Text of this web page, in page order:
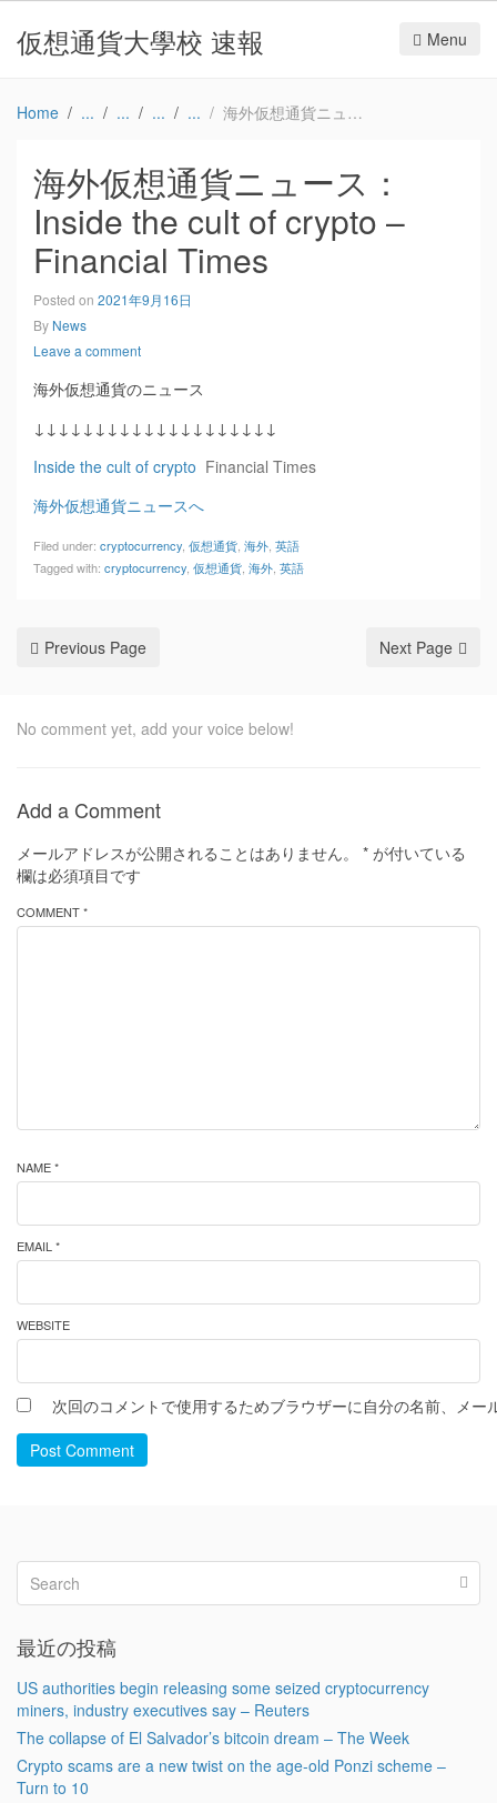
仮想通貨大學校 速報 Menu
Home 海外仮想通貨ニュース：Inside the cult of crypto – Financial Times
海外仮想通貨ニュース：
Inside the cult of crypto –
Financial Times
Posted on 2021年9月16日
By News
Leave a comment
海外仮想通貨のニュース
↓↓↓↓↓↓↓↓↓↓↓↓↓↓↓↓↓↓↓↓
Inside the cult of crypto Financial Times
海外仮想通貨ニュースへ
Filed under: cryptocurrency 仮想通貨 海外 英語
Tagged with: cryptocurrency 仮想通貨 海外 英語
Previous Page Next Page
No comment yet, add your voice below!
Add a Comment
メールアドレスが公開されることはありません。 * が付いている
欄は必須項目です
COMMENT *
NAME *
EMAIL *
WEBSITE
次回のコメントで使用するためブラウザーに自分の名前、メー
Post Comment
最近の投稿
US authorities begin releasing some seized cryptocurrency
miners, industry executives say – Reuters
The collapse of El Salvador’s bitcoin dream – The Week
Crypto scams are a new twist on the age-old Ponzi scheme –
Turn to 10